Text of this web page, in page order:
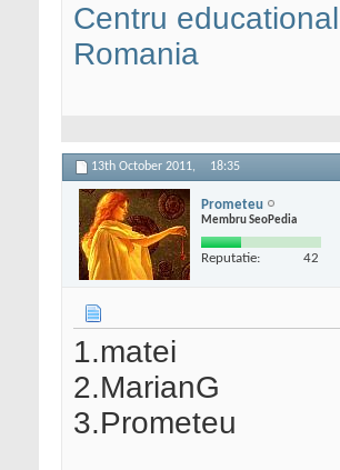
Centru
Romania
13th October 2011, 18:35
Prometeu
Membru SeoPedia
Reputatie: 42
1.matei
2.MarianG
3.Prometeu